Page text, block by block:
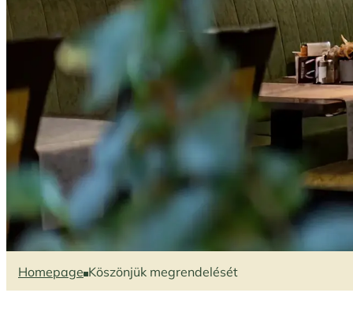
Homepage Köszönjük megrendelését